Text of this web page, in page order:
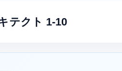
テクト 1-10